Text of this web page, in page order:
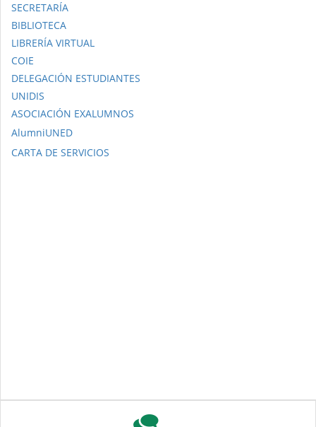
SECRETARÍA
BIBLIOTECA
LIBRERÍA VIRTUAL
COIE
DELEGACIÓN ESTUDIANTES
UNIDIS
ASOCIACIÓN EXALUMNOS
AlumniUNED
CARTA DE SERVICIOS